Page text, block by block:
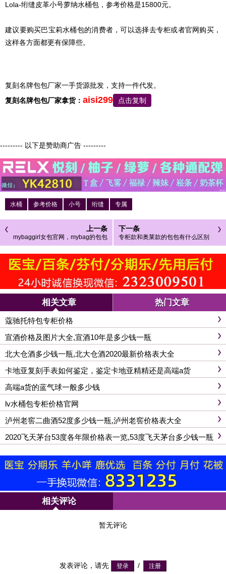
Lola-绗缝皮革小号萝纳水桶包，参考价格是15800元。
建议要购买巴宝莉水桶包的消费者，可以选择去专柜或者官网购买，
这样各方面都更有保障些。
复刻名牌包包厂家一手货源批发，支持一件代发。
复刻名牌包包厂家拿货： aisi299 点击复制
--------- 以下是赞助商广告 ---------
水桶 参考价格 小号 绗缝 专属
上一条
mybaggirl女包官网，mybag的包包
怎么样可靠吗
下一条
专柜款和奥莱款的包包有什么区别
相关文章 热门文章
蔻驰托特包专柜价格
宣酒价格及图片大全,宣酒10年是多少钱一瓶
北大仓酒多少钱一瓶,北大仓酒2020最新价格表大全
卡地亚复刻手表如何鉴定，鉴定卡地亚精精还是高端a货
高端a货的蓝气球一般多少钱
lv水桶包专柜价格官网
泸州老窖二曲酒52度多少钱一瓶,泸州老窖价格表大全
2020飞天茅台53度各年限价格表一览,53度飞天茅台多少钱一瓶
相关评论
暂无评论
发表评论，请先 /